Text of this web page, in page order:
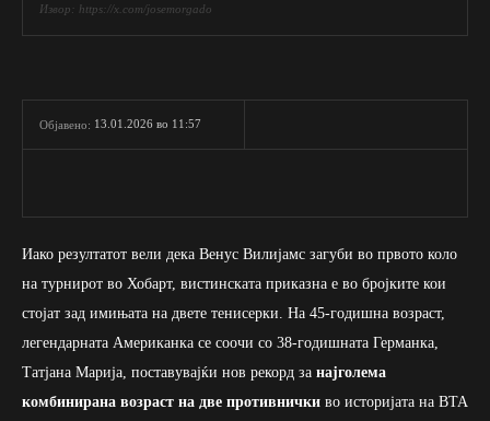
Извор: https://x.com/josemorgado
Објавено: 13.01.2026 во 11:57
Иако резултатот вели дека Венус Вилијамс загуби во првото коло
на турнирот во Хобарт, вистинската приказна е во бројките кои
стојат зад имињата на двете тенисерки. На 45-годишна возраст,
легендарната Американка се соочи со 38-годишната Германка,
Татјана Марија, поставувајќи нов рекорд за најголема
комбинирана возраст на две противнички во историјата на ВТА